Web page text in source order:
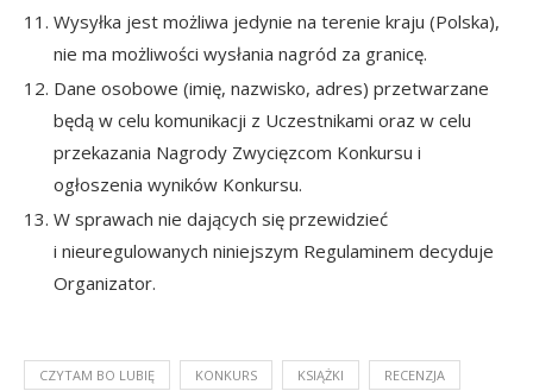
Wysyłka jest możliwa jedynie na terenie kraju (Polska),
nie ma możliwości wysłania nagród za granicę.
Dane osobowe (imię, nazwisko, adres) przetwarzane
będą w celu komunikacji z Uczestnikami oraz w celu
przekazania Nagrody Zwycięzcom Konkursu i
ogłoszenia wyników Konkursu.
W sprawach nie dających się przewidzieć
i nieuregulowanych niniejszym Regulaminem decyduje
Organizator.
CZYTAM BO LUBIĘ KONKURS KSIĄŻKI RECENZJA